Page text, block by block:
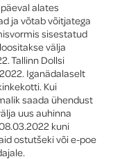
alates
ja võtab võitjatega
sisestatud
välja
Tallinn Dollsi
Iganädalaselt
Kui
saada ühendust
uus auhinna
kuni
ostutšeki või e-poe